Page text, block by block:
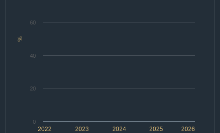
%
2022 2024 2026
2023 2025
0
20
40
60